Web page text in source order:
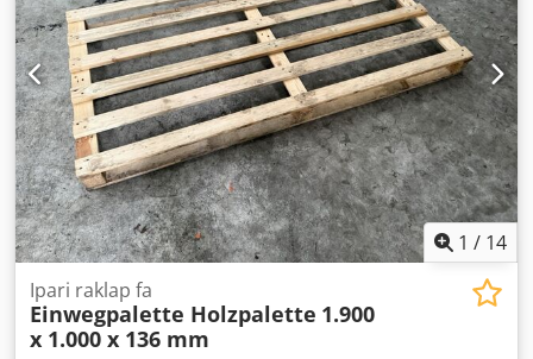
1 / 14
Ipari raklap fa
Einwegpalette Holzpalette 1.900
x 1.000 x 136 mm